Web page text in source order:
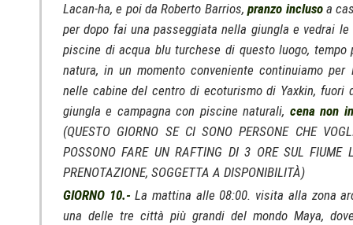
Lacan-ha, e poi da Roberto Barrios,pranzo inclusoa
per dopo fai una passeggiata nella giungla e vedrai
piscine di acqua blu turchese di questo luogo, tempo
natura, in un momento conveniente continuiamo per
nelle cabine del centro di ecoturismo di Yaxkin, fuori
giungla e campagna con piscine naturali, cena non
(QUESTO GIORNO SE CI SONO PERSONE CHE
POSSONO FARE UN RAFTING DI 3 ORE SUL FIUME
PRENOTAZIONE, SOGGETTA A DISPONIBILITÀ)
GIORNO 10.- La mattina alle 08:00. visita alla zona
una delle tre città più grandi del mondo Maya,